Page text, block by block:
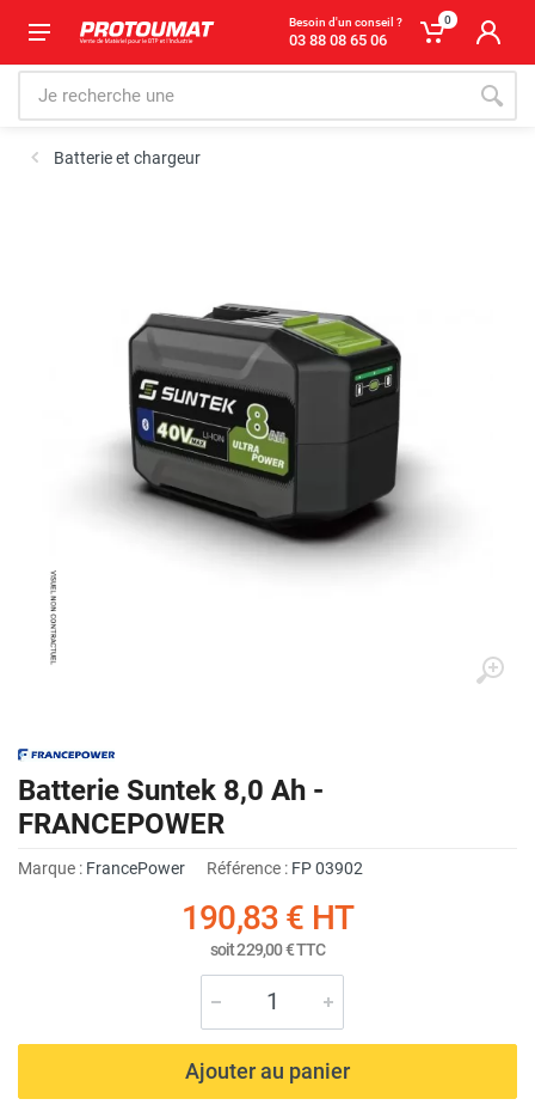
Besoin d'un conseil ?
03 88 08 65 06
0
Batterie et chargeur
Batterie Suntek 8,0 Ah -
FRANCEPOWER
Marque : FrancePower Référence : FP 03902
190,83 € HT
soit229,00 €TTC
Ajouter au panier